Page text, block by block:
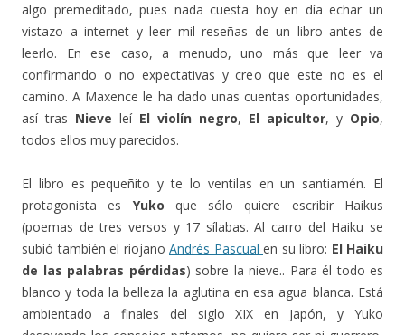
algo premeditado, pues nada cuesta hoy en día echar un
vistazo a internet y leer mil reseñas de un libro antes de
leerlo. En ese caso, a menudo, uno más que leer va
confirmando o no expectativas y creo que este no es el
camino. A Maxence le ha dado unas cuentas oportunidades,
así tras Nieve leí El violín negro, El apicultor, y Opio,
todos ellos muy parecidos.
El libro es pequeñito y te lo ventilas en un santiamén. El
protagonista es Yuko que sólo quiere escribir Haikus
(poemas de tres versos y 17 sílabas. Al carro del Haiku se
subió también el riojano Andrés Pascual en su libro: El Haiku
de las palabras pérdidas) sobre la nieve.. Para él todo es
blanco y toda la belleza la aglutina en esa agua blanca. Está
ambientado a finales del siglo XIX en Japón, y Yuko